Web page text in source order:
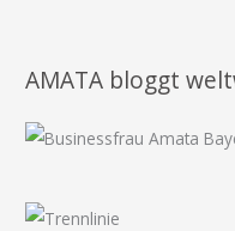
innere
und
äußere
in
AMATA bloggt